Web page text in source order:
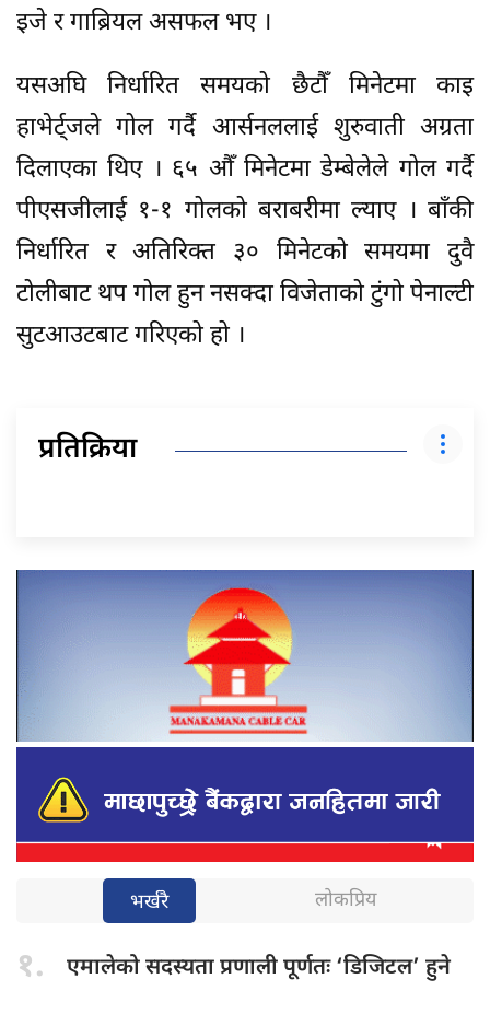
इजे र गाब्रियल असफल भए ।
यसअघि निर्धारित समयको छैटौँ मिनेटमा काइ
हाभेर्ट्जले गोल गर्दै आर्सनललाई शुरुवाती अग्रता
दिलाएका थिए । ६५ औँ मिनेटमा डेम्बेलेले गोल गर्दै
पीएसजीलाई १-१ गोलको बराबरीमा ल्याए । बाँकी
निर्धारित र अतिरिक्त ३० मिनेटको समयमा दुवै
टोलीबाट थप गोल हुन नसक्दा विजेताको टुंगो पेनाल्टी
सुटआउटबाट गरिएको हो ।
प्रतिक्रिया
भर्खरै लोकप्रिय
१. एमालेको सदस्यताप्रणाली पूर्णतः ‘डिजिटल’ हुने